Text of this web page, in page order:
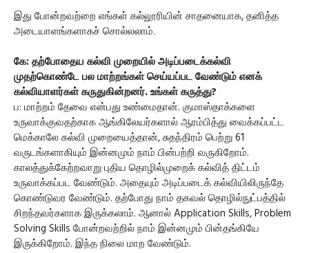
இது போன்றவற்றை எங்கள் கல்லூரியின் சாதனையாக, தனித்த
அடையாளங்களாகச் சொல்லலாம்.
கே: தற்போதைய கல்வி முறையில் அடிப்படைக்கல்வி
முதற்கொண்டே பல மாற்றங்கள் செய்யப்பட வேண்டும் எனக்
கல்வியாளர்கள் கருதுகின்றனர். உங்கள் கருத்து?
ப: மாற்றம் தேவை என்பது உண்மைதான். குமாஸ்தாக்களை
உருவாக்குவதற்காக ஆங்கிலேயர்களால் ஆரம்பித்து வைக்கப்பட்ட
மெக்காலே கல்வி முறையைத்தான், சுதந்திரம் பெற்று 61
வருடங்களாகியும் இன்னமும் நாம் பின்பற்றி வருகிறோம்.
காலத்துக்கேற்றவாறு புதிய தொழில்முறைக் கல்வித் திட்டம்
உருவாக்கப்பட வேண்டும். அதையும் அடிப்படைக் கல்வியிலிருந்தே
கொண்டுவர வேண்டும். தற்போது நாம் தகவல் தொழில்நுட்பத்தில்
சிறந்தவர்களாக இருக்கலாம். ஆனால் Application Skills, Problem
Solving Skills போன்றவற்றில் நாம் இன்னமும் பின்தங்கியே
இருக்கிறோம். இந்த நிலை மாற வேண்டும்.